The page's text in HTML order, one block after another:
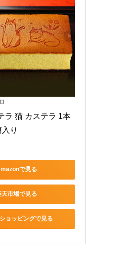
ラ 猫 カステラ 1本
り
で見る
天市場で見る
ョッピングで見る